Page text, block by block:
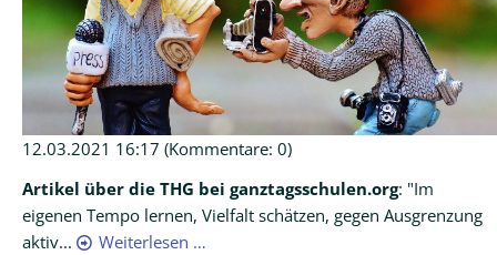
12.03.2021 16:17 (Kommentare: 0)
Artikel über die THG bei ganztagsschulen.org: "Im
eigenen Tempo lernen, Vielfalt schätzen, gegen Ausgrenzung
aktiv...
Weiterlesen …